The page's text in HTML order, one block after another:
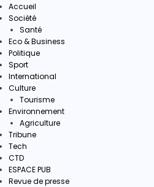
Accueil
Société
Santé
Eco & Business
Politique
Sport
International
Culture
Tourisme
Environnement
Agriculture
Tribune
Tech
CTD
ESPACE PUB
Revue de presse